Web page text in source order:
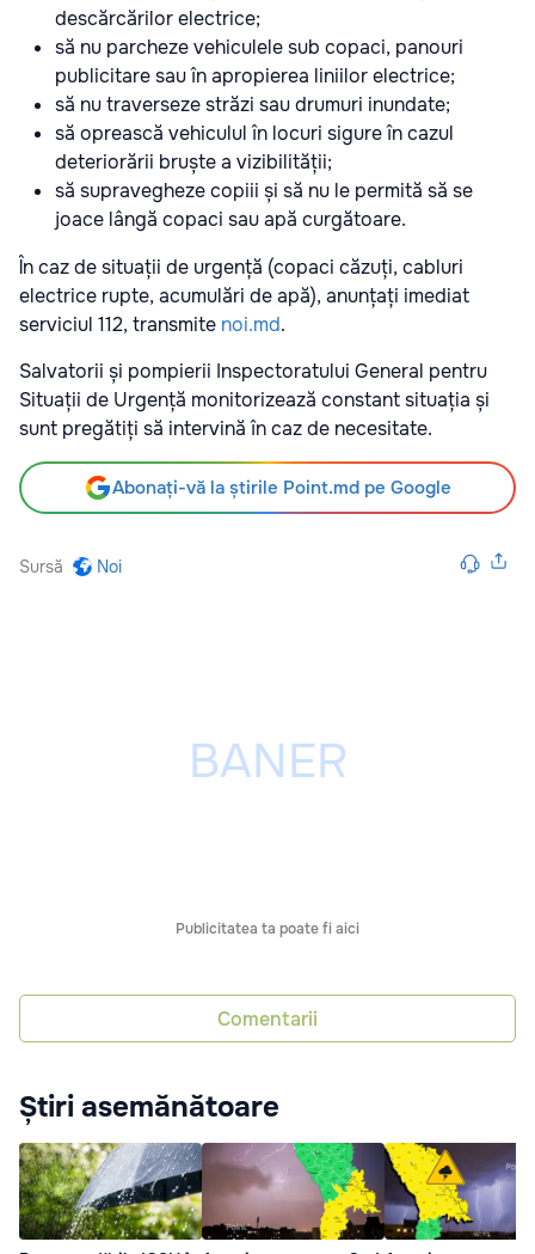
descărcărilor electrice;
să nu parcheze vehiculele sub copaci, panouri
publicitare sau în apropierea liniilor electrice;
să nu traverseze străzi sau drumuri inundate;
să oprească vehiculul în locuri sigure în cazul
deteriorării bruște a vizibilității;
să supravegheze copiii și să nu le permită să se
joace lângă copaci sau apă curgătoare.
În caz de situații de urgență (copaci căzuți, cabluri
electrice rupte, acumulări de apă), anunțați imediat
serviciul 112, transmite noi.md.
Salvatorii și pompierii Inspectoratului General pentru
Situații de Urgență monitorizează constant situația și
sunt pregătiți să intervină în caz de necesitate.
Abonați-vă la știrile Point.md pe Google
Sursă Noi
Publicitatea ta poate fi aici
Comentarii
Știri asemănătoare